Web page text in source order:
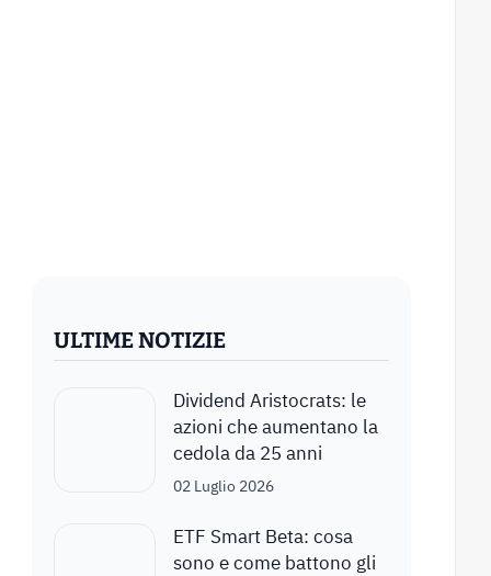
ULTIME NOTIZIE
Dividend Aristocrats: le
azioni che aumentano la
cedola da 25 anni
02 Luglio 2026
ETF Smart Beta: cosa
sono e come battono gli